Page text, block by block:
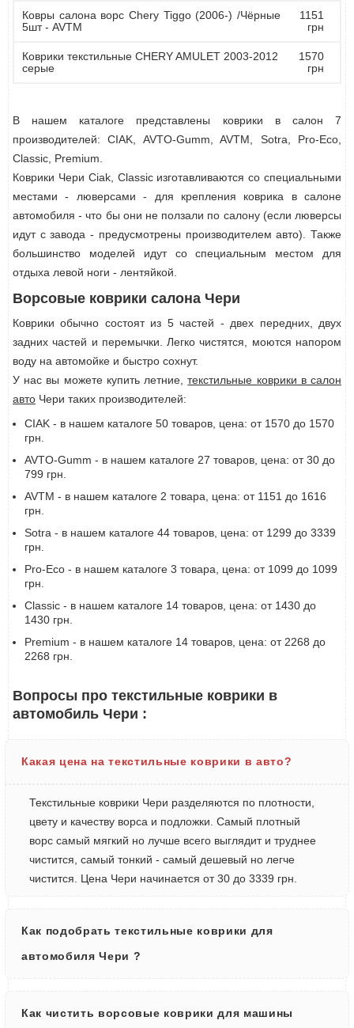
Ковры салона ворс Chery Tiggo (2006-) /Чёрные
5шт - AVTM
1151
грн
Коврики текстильные CHERY AMULET 2003-2012
серые
1570
грн
В нашем каталоге представлены коврики в салон 7
производителей: CIAK, AVTO-Gumm, AVTM, Sotra, Pro-Eco,
Classic, Premium.
Коврики Чери Ciak, Classic изготавливаются со специальными
местами - люверсами - для крепления коврика в салоне
автомобиля - что бы они не ползали по салону (если люверсы
идут с завода - предусмотрены производителем авто). Также
большинство моделей идут со специальным местом для
отдыха левой ноги - лентяйкой.
Ворсовые коврики салона Чери
Коврики обычно состоят из 5 частей - двех передних, двух
задних частей и перемычки. Легко чистятся, моются напором
воду на автомойке и быстро сохнут.
У нас вы можете купить летние,текстильные коврики в салон
авто Чери таких производителей:
CIAK - в нашем каталоге 50 товаров, цена: от 1570 до 1570
грн.
AVTO-Gumm - в нашем каталоге 27 товаров, цена: от 30 до
799 грн.
AVTM - в нашем каталоге 2 товара, цена: от 1151 до 1616
грн.
Sotra - в нашем каталоге 44 товаров, цена: от 1299 до 3339
грн.
Pro-Eco - в нашем каталоге 3 товара, цена: от 1099 до 1099
грн.
Classic - в нашем каталоге 14 товаров, цена: от 1430 до
1430 грн.
Premium - в нашем каталоге 14 товаров, цена: от 2268 до
2268 грн.
Вопросы про текстильные коврики в
автомобиль Чери :
Какая цена на текстильные коврики в авто?
Текстильные коврики Чери разделяются по плотности,
цвету и качеству ворса и подложки. Самый плотный
ворс самый мягкий но лучше всего выглядит и труднее
чистится, самый тонкий - самый дешевый но легче
чистится. Цена Чери начинается от 30 до 3339 грн.
Как подобрать текстильные коврики для
автомобиля Чери ?
Как чистить ворсовые коврики для машины